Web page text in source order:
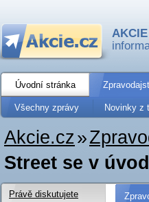
Úvodní stránka
Všechny zprávy Novinky z
Akcie.cz»
Street se v
Právě diskutujete